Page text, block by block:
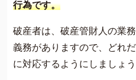
行為です。
破産者は、破産管財人の業
義務がありますので、どれ
に対応するようにしましょう